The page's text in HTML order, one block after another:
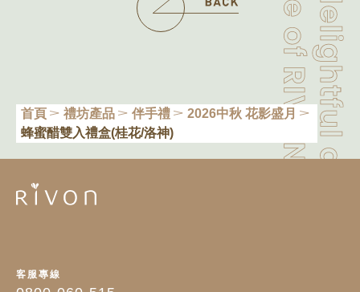
首頁 禮坊產品 伴手禮
2026中秋 花影盛月
蜂蜜醋雙入禮盒(桂花/洛神)
客服專線